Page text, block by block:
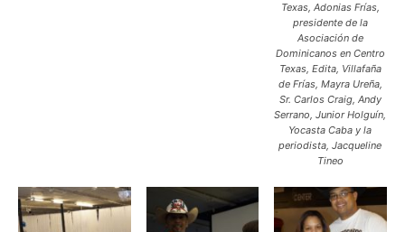
Texas, Adonias Frías,
presidente de la
Asociación de
Dominicanos en Centro
Texas, Edita, Villafaña
de Frías, Mayra Ureña,
Sr. Carlos Craig, Andy
Serrano, Junior Holguín,
Yocasta Caba y la
periodista, Jacqueline
Tineo